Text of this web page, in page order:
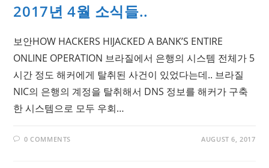
2017년 4월 소식들..
보안HOW HACKERS HIJACKED A BANK’S ENTIRE
ONLINE OPERATION 브라질에서 은행의 시스템 전체가 5
시간 정도 해커에게 탈취된 사건이 있었다는데.. 브라질
NIC의 은행의 계정을 탈취해서 DNS 정보를 해커가 구축
한 시스템으로 모두 우회…
0 COMMENTS AUGUST 6, 2017